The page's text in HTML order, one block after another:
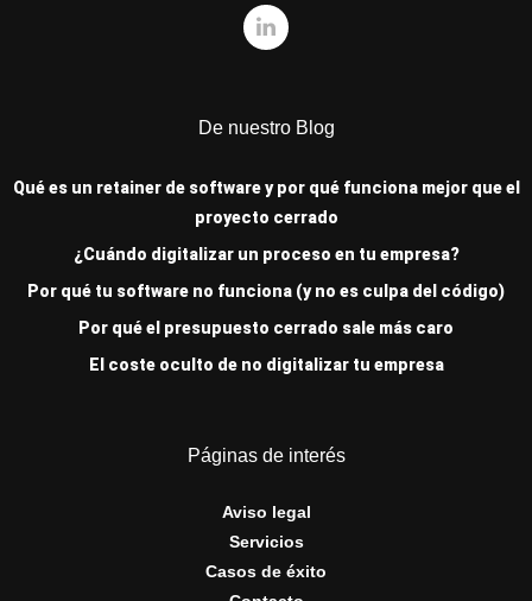
De nuestro Blog
Qué es un retainer de software y por qué funciona mejor que el
proyecto cerrado
¿Cuándo digitalizar un proceso en tu empresa?
Por qué tu software no funciona (y no es culpa del código)
Por qué el presupuesto cerrado sale más caro
El coste oculto de no digitalizar tu empresa
Páginas de interés
Aviso legal
Servicios
Casos de éxito